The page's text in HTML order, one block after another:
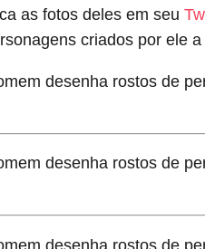
as fotos deles em seu
criados por ele a